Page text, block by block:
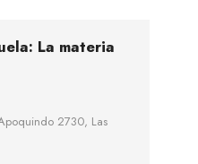
La materia
2730, Las